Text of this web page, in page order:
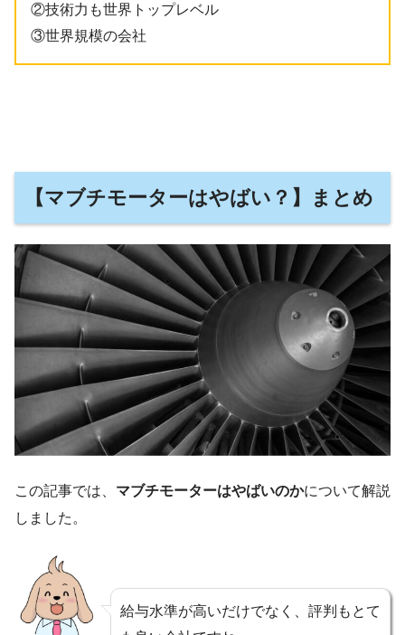
②技術力も世界トップレベル
③世界規模の会社
【マブチモーターはやばい？】まとめ
この記事では、 マブチモーターはやばいのかについて解説
しました。
給与水準が高いだけでなく、評判もとて